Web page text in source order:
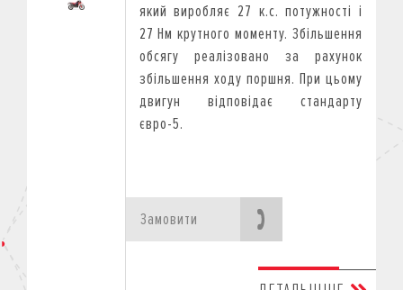
який виробляє 27 к.с. потужності і
27 Нм крутного моменту. Збільшення
обсягу реалізовано за рахунок
збільшення ходу поршня. При цьому
двигун відповідає стандарту
євро-5.
Замовити